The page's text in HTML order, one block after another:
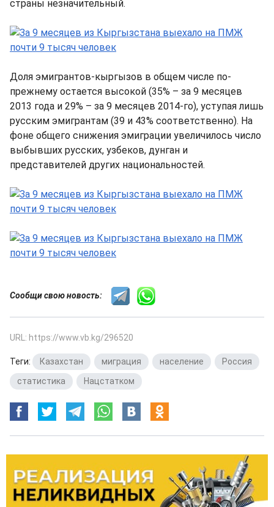
страны незначительный.
Доля эмигрантов-кыргызов в общем числе по-
прежнему остается высокой (35% – за 9 месяцев
2013 года и 29% – за 9 месяцев 2014-го), уступая лишь
русским эмигрантам (39 и 43% соответственно). На
фоне общего снижения эмиграции увеличилось число
выбывших русских, узбеков, дунган и
представителей других национальностей.
Сообщи свою новость:
URL: https://www.vb.kg/296520
Теги: Казахстан миграция население Россия
статистика
Нацстатком